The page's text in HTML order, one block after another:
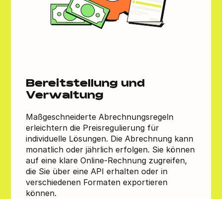
Bereitstellung und
Verwaltung
Maßgeschneiderte Abrechnungsregeln
erleichtern die Preisregulierung für
individuelle Lösungen. Die Abrechnung kann
monatlich oder jährlich erfolgen. Sie können
auf eine klare Online-Rechnung zugreifen,
die Sie über eine API erhalten oder in
verschiedenen Formaten exportieren
können.